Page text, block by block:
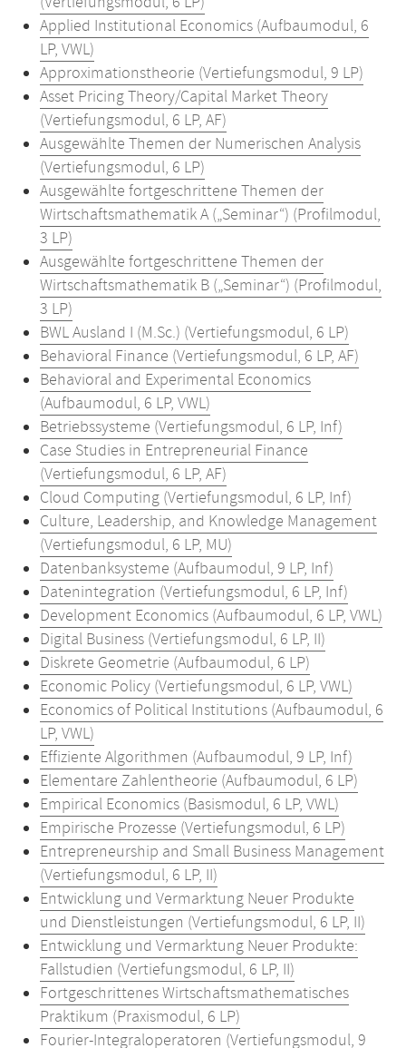
Applied Institutional Economics (Aufbaumodul, 6
LP, VWL)
Approximationstheorie (Vertiefungsmodul, 9 LP)
Asset Pricing Theory/Capital Market Theory
(Vertiefungsmodul, 6 LP, AF)
Ausgewählte Themen der Numerischen Analysis
(Vertiefungsmodul, 6 LP)
Ausgewählte fortgeschrittene Themen der
Wirtschaftsmathematik A („Seminar“) (Profilmodul,
3 LP)
Ausgewählte fortgeschrittene Themen der
Wirtschaftsmathematik B („Seminar“) (Profilmodul,
3 LP)
BWL Ausland I (M.Sc.) (Vertiefungsmodul, 6 LP)
Behavioral Finance (Vertiefungsmodul, 6 LP, AF)
Behavioral and Experimental Economics
(Aufbaumodul, 6 LP, VWL)
Betriebssysteme (Vertiefungsmodul, 6 LP, Inf)
Case Studies in Entrepreneurial Finance
(Vertiefungsmodul, 6 LP, AF)
Cloud Computing (Vertiefungsmodul, 6 LP, Inf)
Culture, Leadership, and Knowledge Management
(Vertiefungsmodul, 6 LP, MU)
Datenbanksysteme (Aufbaumodul, 9 LP, Inf)
Datenintegration (Vertiefungsmodul, 6 LP, Inf)
Development Economics (Aufbaumodul, 6 LP, VWL)
Digital Business (Vertiefungsmodul, 6 LP, II)
Diskrete Geometrie (Aufbaumodul, 6 LP)
Economic Policy (Vertiefungsmodul, 6 LP, VWL)
Economics of Political Institutions (Aufbaumodul, 6
LP, VWL)
Effiziente Algorithmen (Aufbaumodul, 9 LP, Inf)
Elementare Zahlentheorie (Aufbaumodul, 6 LP)
Empirical Economics (Basismodul, 6 LP, VWL)
Empirische Prozesse (Vertiefungsmodul, 6 LP)
Entrepreneurship and Small Business Management
(Vertiefungsmodul, 6 LP, II)
Entwicklung und Vermarktung Neuer Produkte
und Dienstleistungen (Vertiefungsmodul, 6 LP, II)
Entwicklung und Vermarktung Neuer Produkte:
Fallstudien (Vertiefungsmodul, 6 LP, II)
Fortgeschrittenes Wirtschaftsmathematisches
Praktikum (Praxismodul, 6 LP)
Fourier-Integraloperatoren (Vertiefungsmodul, 9